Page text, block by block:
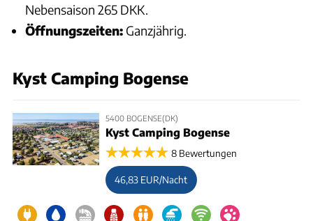
Nebensaison 265 DKK.
Öffnungszeiten: Ganzjährig.
Kyst Camping Bogense
5400 BOGENSE(DK)
Kyst Camping Bogense
8 Bewertungen
46,83 EUR/Nacht